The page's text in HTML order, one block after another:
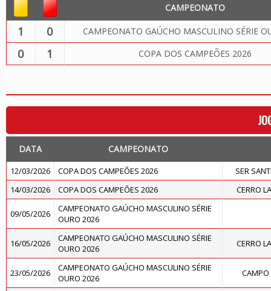
CAMPEONATO
1 0 CAMPEONATO GAÚCHO MASCULINO SÉRIE
0 1 COPA DOS CAMPEÕES 2026
DATA CAMPEONATO
12/03/2026 COPA DOS CAMPEÕES 2026
SER
14/03/2026
COPA DOS CAMPEÕES 2026 CERRO
09/05/2026
CAMPEONATO GAÚCHO MASCULINO SÉRIE
OURO 2026
16/05/2026
CAMPEONATO GAÚCHO MASCULINO SÉRIE
OURO 2026
CERRO
23/05/2026
CAMPEONATO GAÚCHO MASCULINO SÉRIE
OURO 2026
CAMPO